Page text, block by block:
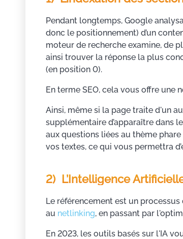
Pendant longtemps, Google
donc le positionnement) d’un
moteur de recherche examine, de
ainsi trouver la réponse la plus
(en position 0).
En terme SEO, cela vous offre
Ainsi, même si la page traite d'un
supplémentaire d’apparaître dans
aux questions liées au thème
vos textes, ce qui vous permettra
2) L’Intelligence
Le référencement est un
au netlinking, en passant par
En 2023, les outils basés sur l'IA